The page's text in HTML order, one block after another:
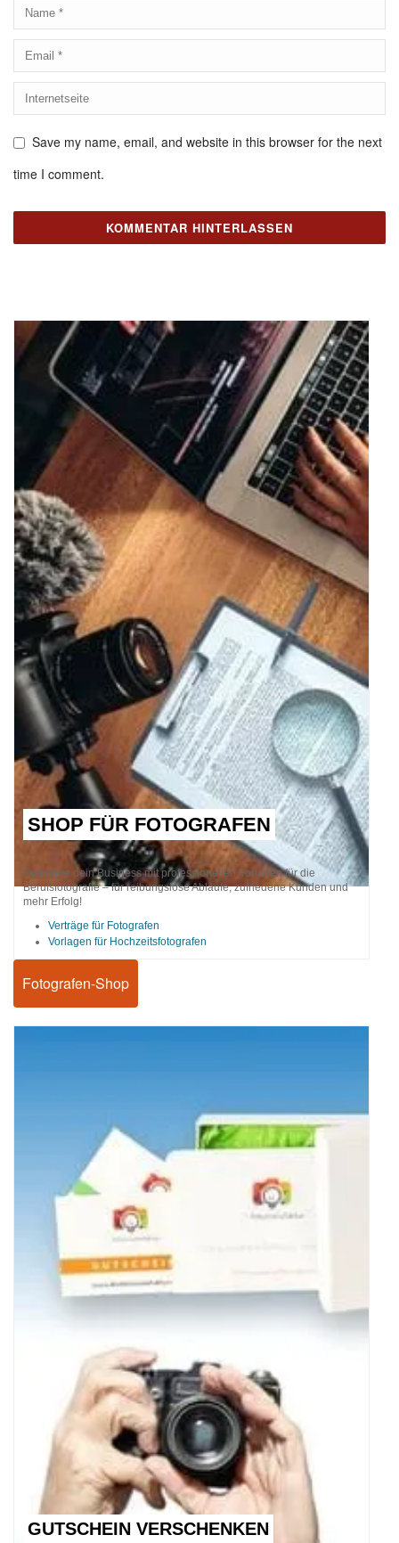
Save my name, email, and website in this browser for the next
time I comment.
SHOP FÜR FOTOGRAFEN
Optimiere dein Business mit professionellen Vorlagen für die
Berufsfotografie – für reibungslose Abläufe, zufriedene Kunden und
mehr Erfolg!
Verträge für Fotografen
Vorlagen für Hochzeitsfotografen
Fotografen-Shop
GUTSCHEIN VERSCHENKEN